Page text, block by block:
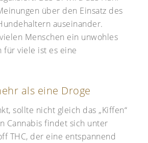
über den Einsatz des
auseinander.
Menschen ein unwohles
für viele ist es eine
als eine Droge
sollte nicht gleich das „Kiffen“
Cannabis findet sich unter
THC, der eine entspannend